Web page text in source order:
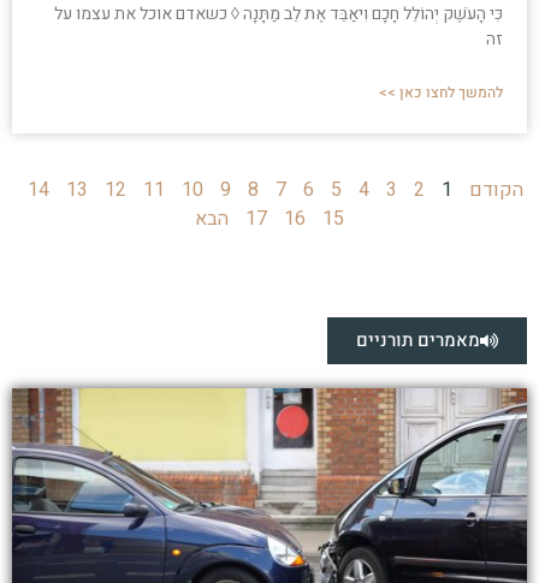
כִּי הָעֹשֶׁק יְהוֹלֵל חָכָם וִיאַבֵּד אֶת לֵב מַתָּנָה ◊ כשאדם אוכל את עצמו על
זה
להמשך לחצו כאן >>
הקודם 1
2
3
4
5
6
7
8
9
10
11
12
13
14
15
16
17 הבא
מאמרים תורניים